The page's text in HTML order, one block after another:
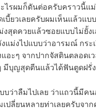
ไรผมก็ดันต่อครับคราวนี้แม่
บี้ยวเลยครับผมเห็นแล้วแบ
งสุดควยแล้วซอยแบบไม่ยั้ง
แม่งไปแบบว่าอารมณ์ กระ
แอะๆ จากปากจัสตินตลอดเ
มีบุญสุดตีนแล้วได้ฟันตูดฝรั่
บว่าลืมไปเลย ว่าแถวนี้มีคน
เปลี่ยนหลายท่าเลยครับจา